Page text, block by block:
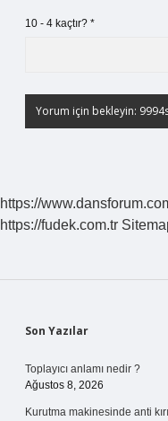
10 - 4 kaçtır? *
https://
https://fudek.com.tr
Sidebar
Son Yazılar
Toplayıcı anlamı nedir ?
Ağustos 8, 2026
Kurutma makinesinde anti